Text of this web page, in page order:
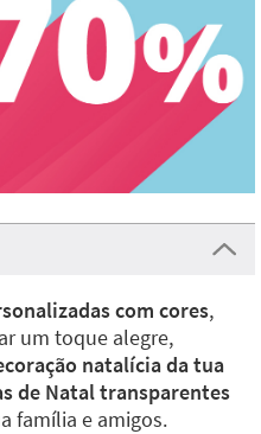
com cores,
um toque alegre,
natalícia da tua
de Natal transparentes
família e amigos.